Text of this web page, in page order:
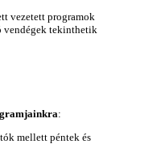
vezetett programok
vendégek tekinthetik
:
mellett péntek és